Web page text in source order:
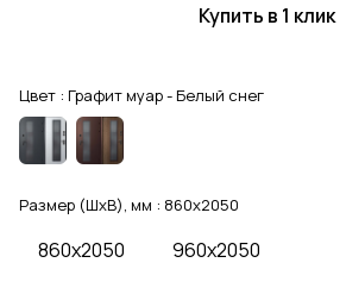
Купить в 1 клик
Цвет : Графит муар - Белый снег
Размер (ШхВ), мм : 860x2050
860x2050 960x2050